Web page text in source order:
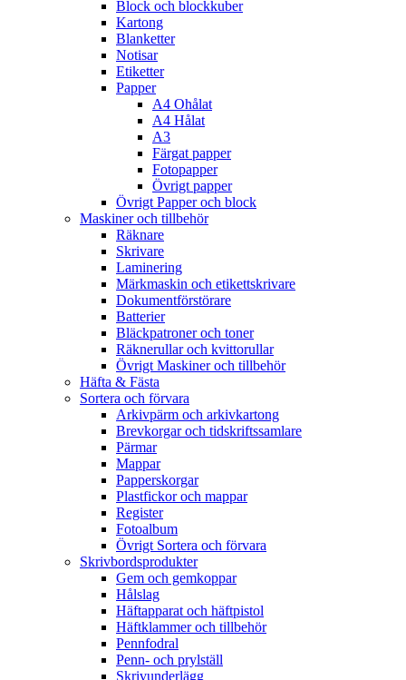
Block och blockkuber
Kartong
Blanketter
Notisar
Etiketter
Papper
A4 Ohålat
A4 Hålat
A3
Färgat papper
Fotopapper
Övrigt papper
Övrigt Papper och block
Maskiner och tillbehör
Räknare
Skrivare
Laminering
Märkmaskin och etikettskrivare
Dokumentförstörare
Batterier
Bläckpatroner och toner
Räknerullar och kvittorullar
Övrigt Maskiner och tillbehör
Häfta & Fästa
Sortera och förvara
Arkivpärm och arkivkartong
Brevkorgar och tidskriftssamlare
Pärmar
Mappar
Papperskorgar
Plastfickor och mappar
Register
Fotoalbum
Övrigt Sortera och förvara
Skrivbordsprodukter
Gem och gemkoppar
Hålslag
Häftapparat och häftpistol
Häftklammer och tillbehör
Pennfodral
Penn- och prylställ
Skrivunderlägg